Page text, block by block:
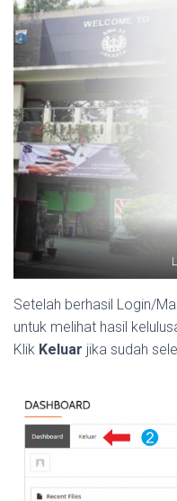
Setelah berhasil Login/
untuk melihat hasil
Klik Keluar jika sudah